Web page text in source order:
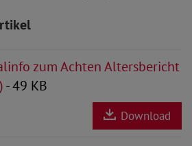
zum Achten Altersbericht
- 49 KB
Download